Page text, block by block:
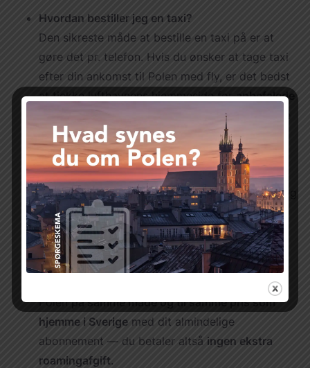
Hvordan bestiller jeg en taxi?
Den sikreste måde at bestille en taxi på er at
gøre det pr. telefon. Hvis du ønsker at tage taxi
efter din ankomst til Polen med fly, er det bedst
at tjekke lufthavnens hjemmeside foranbefalede
. Det er også en god idé at spørge
dit hotel, hvilket taxiselskab det samarbejder
med, eller bede receptionen om at bestille en
taxi. Download apps somBolt,Ubereller lokale
taxiselskabers apps – det er som regel billigst og
nemmest.
Vil min mobil fungere i Polen? Er det dyrt?
ringe, sende SMS og bruge mobildatai
Polenpå samme måde og til samme pris som
hjemme i Sverige med dit almindelige
abonnement — du betaler altså ingen ekstra
roamingafgift.